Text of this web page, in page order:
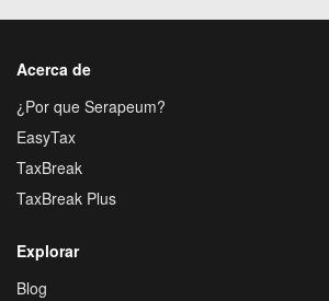
Acerca de
¿Por que Serapeum?
EasyTax
TaxBreak
TaxBreak Plus
Explorar
Blog